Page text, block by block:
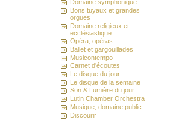
Domaine symphonique
Bons tuyaux et grandes
orgues
Domaine religieux et
ecclésiastique
Opéra, opéras
Ballet et gargouillades
Musicontempo
Carnet d'écoutes
Le disque du jour
Le disque de la semaine
Son & Lumière du jour
Lutin Chamber Orchestra
Musique, domaine public
Discourir